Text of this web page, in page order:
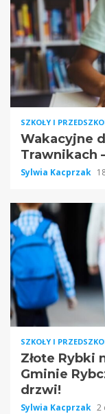
SZKOŁY I
Wakacyjne
Trawnikach
Sylwia Kacprzak
SZKOŁY I
Złote Rybki
Gminie
drzwi!
Sylwia Kacprzak 2